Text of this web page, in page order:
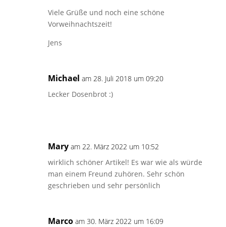
Viele Grüße und noch eine schöne
Vorweihnachtszeit!
Jens
Michael am 28. Juli 2018 um 09:20
Lecker Dosenbrot :)
Mary am 22. März 2022 um 10:52
wirklich schöner Artikel! Es war wie als würde
man einem Freund zuhören. Sehr schön
geschrieben und sehr persönlich
Marco am 30. März 2022 um 16:09